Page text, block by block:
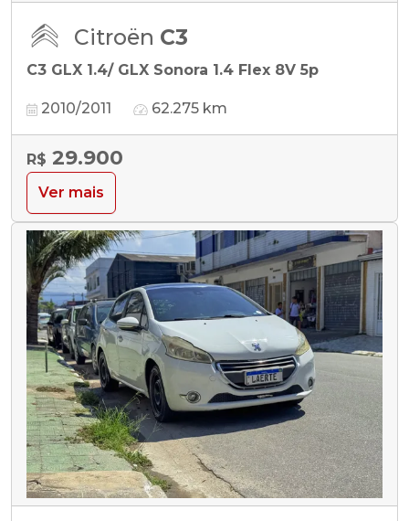
Citroën C3
C3 GLX 1.4/ GLX Sonora 1.4 Flex 8V 5p
2010/2011 62.275 km
R$ 29.900
Ver mais